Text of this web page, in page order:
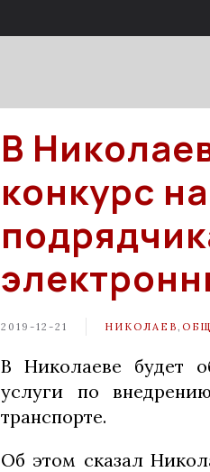
В
конкурс
2019-12-21 НИКОЛАЕВ
В Николаеве будет
услуги по
транспорте.
Об этом сказал